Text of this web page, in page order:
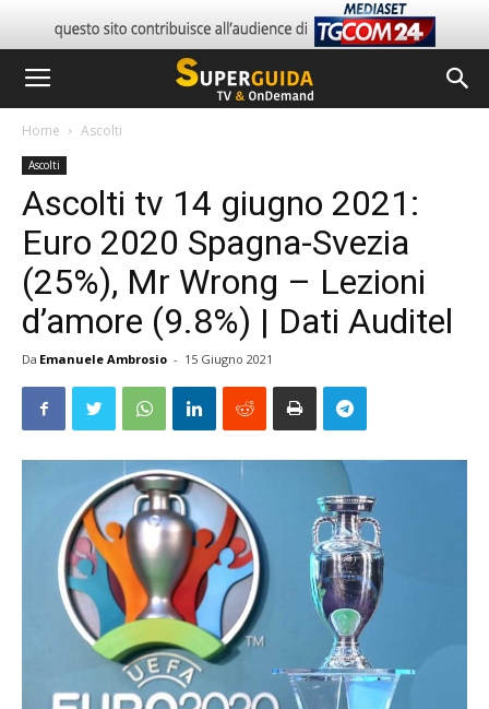
Home Ascolti
Ascolti
Ascolti tv 14 giugno 2021:
Euro 2020 Spagna-Svezia
(25%), Mr Wrong – Lezioni
d’amore (9.8%) | Dati Auditel
Da Emanuele Ambrosio - 15 Giugno 2021